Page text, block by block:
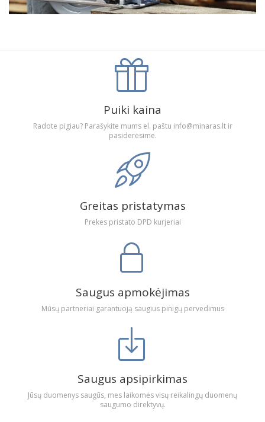
Puiki kaina
Radote pigiau? Parašykite mums el. paštu info@minaras.lt ir
pasiderėsime.
Greitas pristatymas
Prekes pristato DPD kurjeriai
Saugus apmokėjimas
Mūsų partneriai garantuoją saugius pinigų pervedimus
Saugus apsipirkimas
Jūsų duomenys saugūs, mes laikomės visų reikalingų duomenų
saugumo direktyvų.